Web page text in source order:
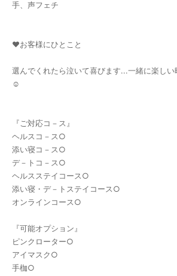
手、声フェチ
♥お客様にひとこと
選んでくれたら泣いて喜びます...一緒に楽しい
☺️
『ご対応コ－ス』
ヘルスコ－ス○
添い寝コ－ス○
デ－トコ－ス○
ヘルスステイコース○
添い寝・デ－トステイコース○
オンラインコース○
『可能オプション』
ピンクローター○
アイマスク○
手枷○